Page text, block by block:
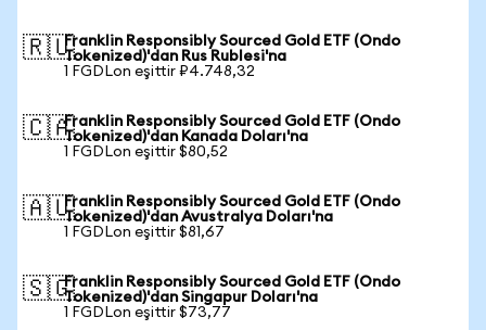
🇷🇺Franklin Responsibly Sourced Gold ETF (Ondo
Tokenized)'dan Rus Rublesi'na
1 FGDLon eşittir ₽4.748,32
🇨🇦Franklin Responsibly Sourced Gold ETF (Ondo
Tokenized)'dan Kanada Doları'na
1 FGDLon eşittir $80,52
🇦🇺Franklin Responsibly Sourced Gold ETF (Ondo
Tokenized)'dan Avustralya Doları'na
1 FGDLon eşittir $81,67
🇸🇬Franklin Responsibly Sourced Gold ETF (Ondo
Tokenized)'dan Singapur Doları'na
1 FGDLon eşittir $73,77